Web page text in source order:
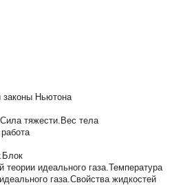
законы Ньютона
тяжести.Вес тела
идеального газа.Температура
газа.Свойства жидкостей